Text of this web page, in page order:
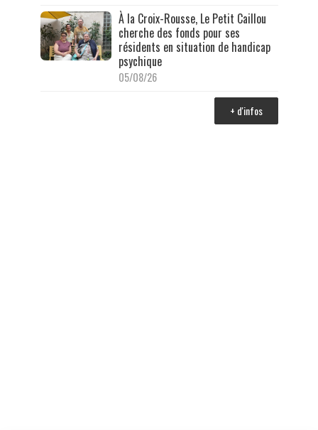
À la Croix-Rousse, Le Petit Caillou
cherche des fonds pour ses
résidents en situation de handicap
psychique
05/08/26
+ d'infos